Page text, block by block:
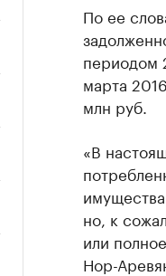
По ее
периодом
марта
млн руб.
«В
но, к
или
Нор-